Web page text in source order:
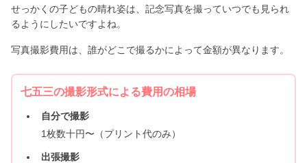
せっかくの子どもの晴れ姿は、記念写真を撮っていつでも見られ
るようにしたいですよね。
写真撮影費用は、誰がどこで撮るかによって金額が異なります。
七五三の撮影形式による費用の相場
自分で撮影
1枚数十円〜（プリント代のみ）
出張撮影